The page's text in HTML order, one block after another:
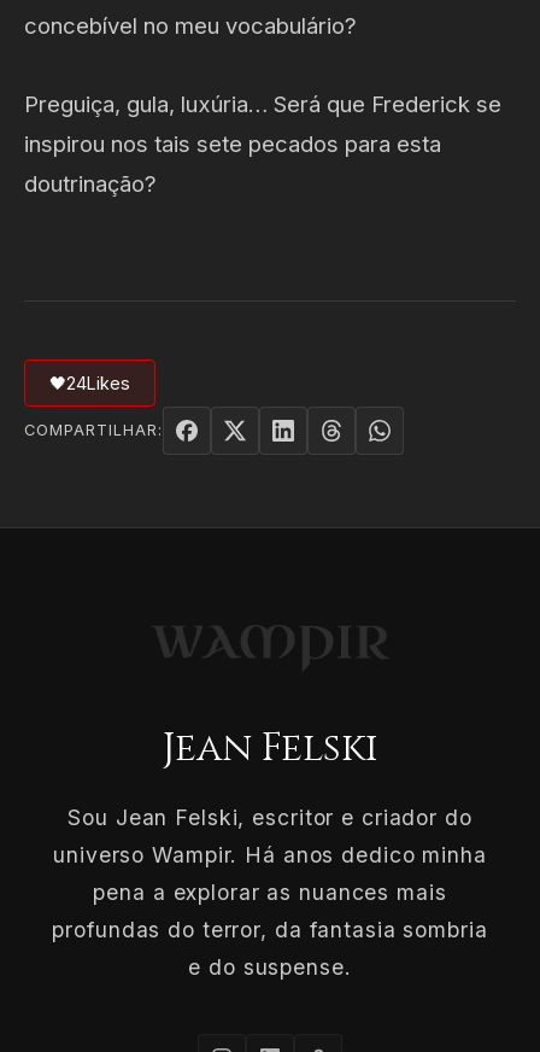
concebível no meu vocabulário?
Preguiça, gula, luxúria… Será que Frederick se
inspirou nos tais sete pecados para esta
doutrinação?
🖤24Likes
COMPARTILHAR:
Jean Felski
Sou Jean Felski, escritor e criador do
universo Wampir. Há anos dedico minha
pena a explorar as nuances mais
profundas do terror, da fantasia sombria
e do suspense.